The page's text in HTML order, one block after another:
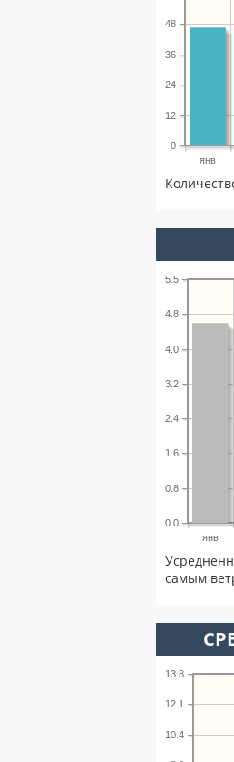
янв
0
12
24
36
48
янв
0.0
0.8
1.6
2.4
3.2
4.0
4.8
5.5
самым
10.4
12.1
13.8